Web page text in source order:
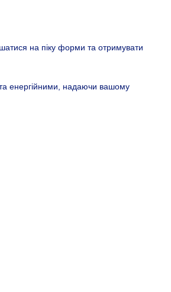
на піку форми та отримувати
енергійними, надаючи вашому